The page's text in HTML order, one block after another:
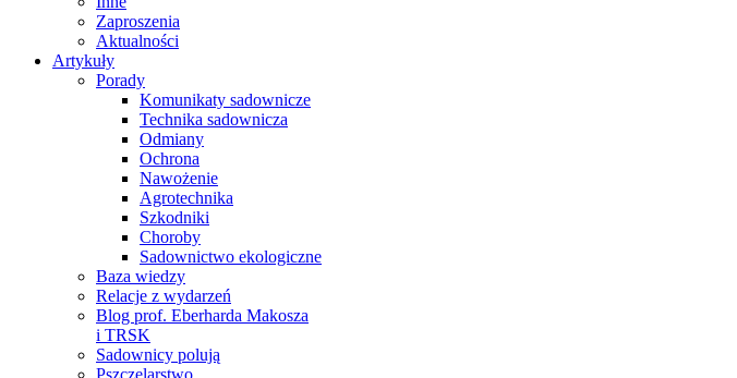
Zaproszenia
Aktualności
Artykuły
Porady
Komunikaty sadownicze
Technika sadownicza
Odmiany
Ochrona
Nawożenie
Agrotechnika
Szkodniki
Choroby
Sadownictwo ekologiczne
Baza wiedzy
Relacje z wydarzeń
Blog prof. Eberharda Makosza
i TRSK
Sadownicy polują
Pszczelarstwo